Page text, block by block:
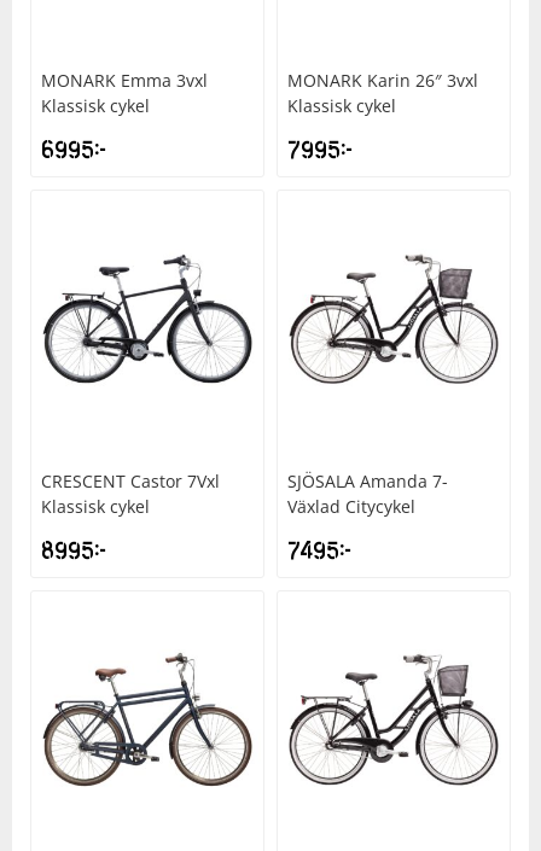
MONARK Emma 3vxl
Klassisk cykel
6995kr
MONARK Karin 26″ 3vxl
Klassisk cykel
7995kr
CRESCENT Castor 7Vxl
Klassisk cykel
8995kr
SJÖSALA Amanda 7-
Växlad Citycykel
7495kr